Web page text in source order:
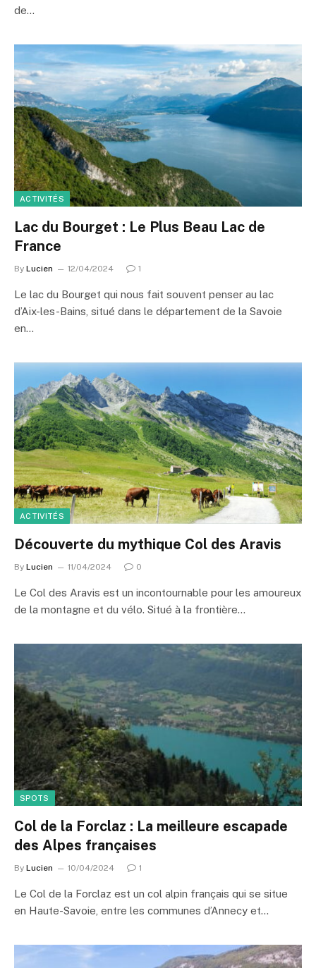
de…
ACTIVITÉS
Lac du Bourget : Le Plus Beau Lac de
France
By Lucien 12/04/2024 1
Le lac du Bourget qui nous fait souvent penser au lac
d’Aix-les-Bains, situé dans le département de la Savoie
en…
ACTIVITÉS
Découverte du mythique Col des Aravis
By Lucien 11/04/2024 0
Le Col des Aravis est un incontournable pour les amoureux
de la montagne et du vélo. Situé à la frontière…
SPOTS
Col de la Forclaz : La meilleure escapade
des Alpes françaises
By Lucien 10/04/2024 1
Le Col de la Forclaz est un col alpin français qui se situe
en Haute-Savoie, entre les communes d’Annecy et…